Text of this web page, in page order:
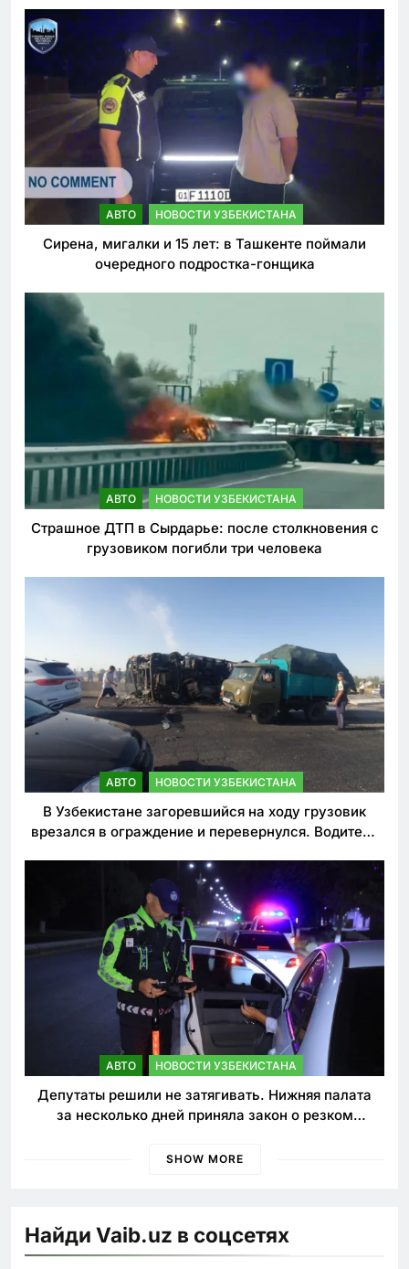
АВТО НОВОСТИ УЗБЕКИСТАНА
Сирена, мигалки и 15 лет: в Ташкенте поймали
очередного подростка-гонщика
АВТО НОВОСТИ УЗБЕКИСТАНА
Страшное ДТП в Сырдарье: после столкновения с
грузовиком погибли три человека
АВТО НОВОСТИ УЗБЕКИСТАНА
В Узбекистане загоревшийся на ходу грузовик
врезался в ограждение и перевернулся. Водитель
АВТО НОВОСТИ УЗБЕКИСТАНА
Депутаты решили не затягивать. Нижняя палата
за несколько дней приняла закон о резком
SHOW MORE
Найди Vaib.uz в соцсетях